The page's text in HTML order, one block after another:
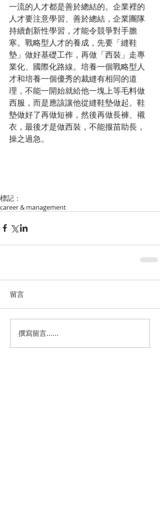
一流的人才都是善於總結的。企業裡的
人才要注意學習、善於總結，企業團隊
持續創新性學習，才能令競爭對手膽
寒。戰略型人才的養成，先要「縫鞋
墊」做好基礎工作，再做「西裝」走專
業化、國際化路線。培養一個戰略型人
才和培養一個優秀的裁縫有相同的道
理，不能一開始就給他一塊上等毛料做
西服，而是應該讓他從縫鞋墊做起。鞋
墊做好了再做短褲，然後再做長褲、襯
衣，最後才是做西裝，不能揠苗助長，
操之過急。
標記：
career & management
留言
撰寫留言......